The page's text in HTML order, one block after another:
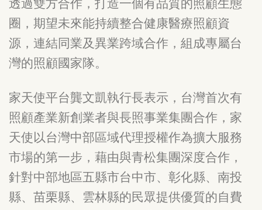
透過雙方合作，打造一個有品質的照顧生態
圈，期望未來能持續整合健康醫療照顧資
源，連結同業及異業跨域合作，組成專屬台
灣的照顧國家隊。
家天使平台龔文凱執行長表示，台灣首次有
照顧產業新創業者與長照事業集團合作，家
天使以台灣中部區域代理授權作為擴大服務
市場的第一步，藉由與青松集團深度合作，
針對中部地區五縣市台中市、彰化縣、南投
縣、苗栗縣、雲林縣的民眾提供優質的自費